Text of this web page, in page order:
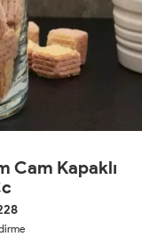
Cam Kapaklı